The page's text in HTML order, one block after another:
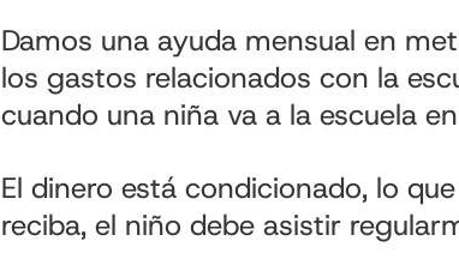
Damos una ayuda mensual en
los gastos relacionados con la
cuando una niña va a la escuela
El dinero está condicionado, lo
reciba, el niño debe asistir